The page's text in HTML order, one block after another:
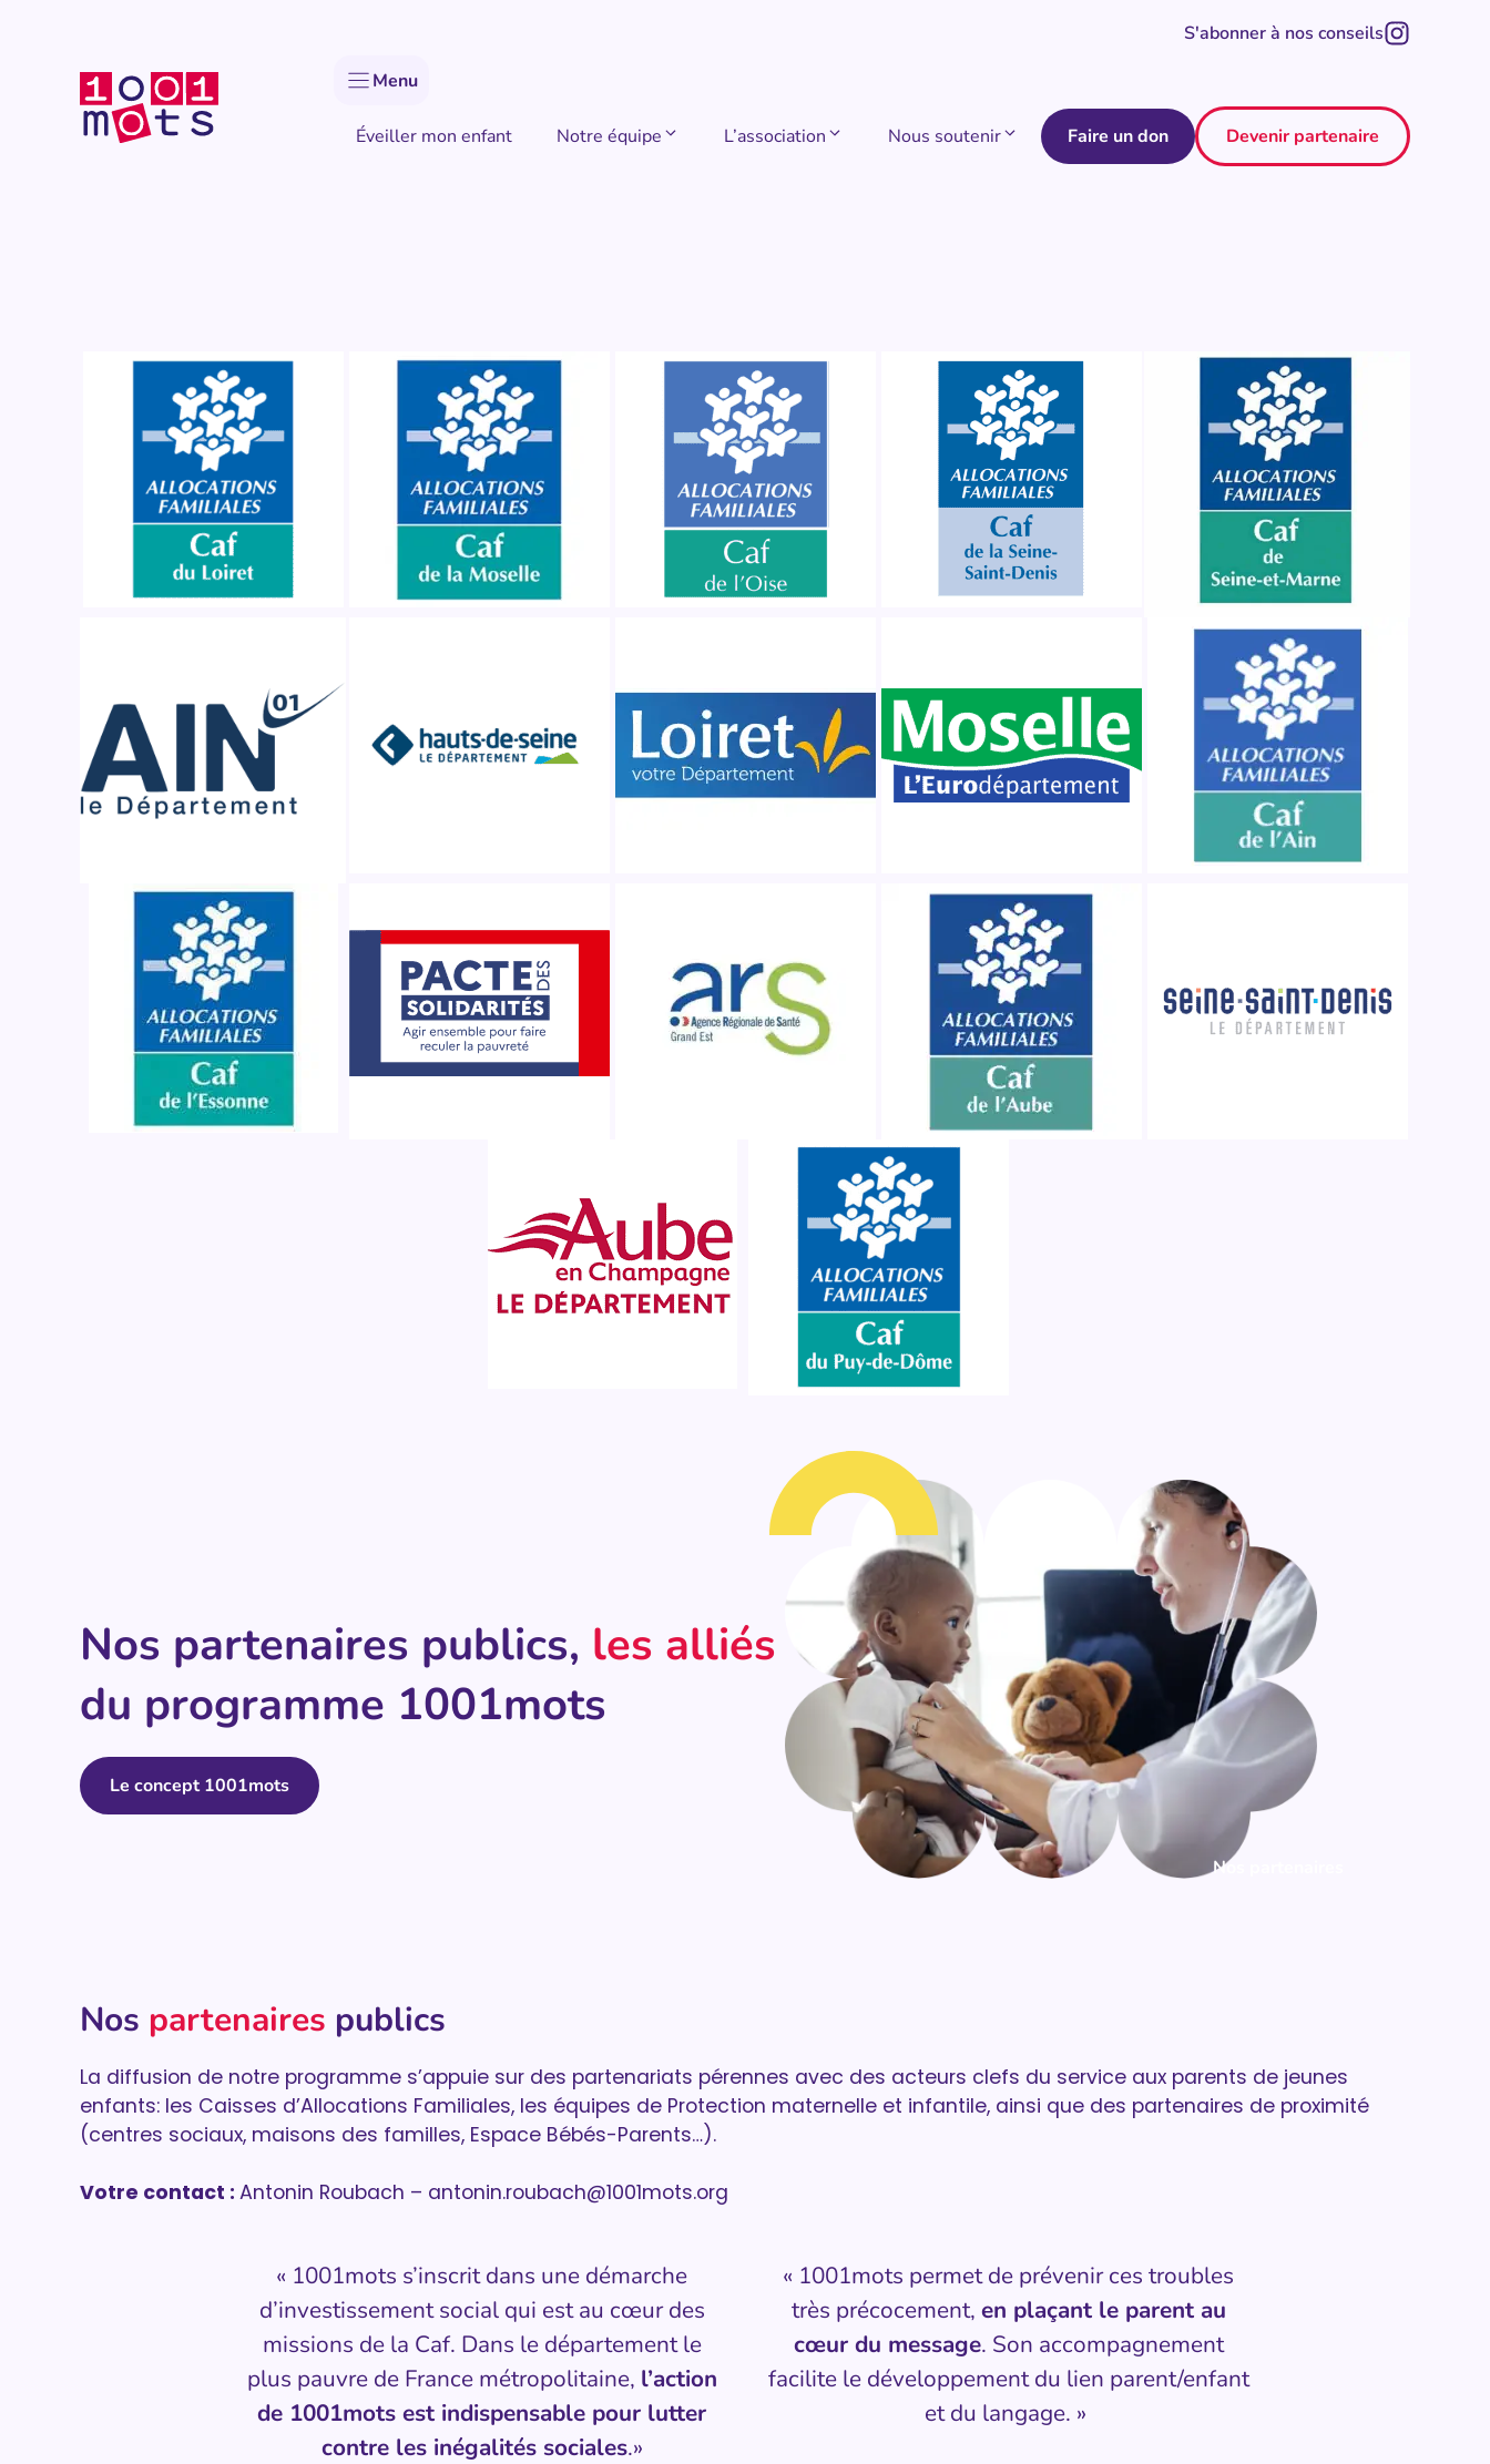
S'abonner à nos conseils
Menu
Éveiller mon enfant Notre équipe L’association Nous soutenir Faire un don Devenir partenaire
Nos partenaires publics, les alliés
du programme 1001mots
Le concept 1001mots
Nos partenaires
Nos partenaires publics
La diffusion de notre programme s’appuie sur des partenariats pérennes avec des acteurs clefs du service aux parents de jeunes
enfants: les Caisses d’Allocations Familiales, les équipes de Protection maternelle et infantile, ainsi que des partenaires de proximité
(centres sociaux, maisons des familles, Espace Bébés-Parents…).
Votre contact : Antonin Roubach – antonin.roubach@1001mots.org
« 1001mots s’inscrit dans une démarche
d’investissement social qui est au cœur des
missions de la Caf. Dans le département le
plus pauvre de France métropolitaine, l’action
de 1001mots est indispensable pour lutter
contre les inégalités sociales.»
« 1001mots permet de prévenir ces troubles
très précocement, en plaçant le parent au
cœur du message. Son accompagnement
facilite le développement du lien parent/enfant
et du langage. »